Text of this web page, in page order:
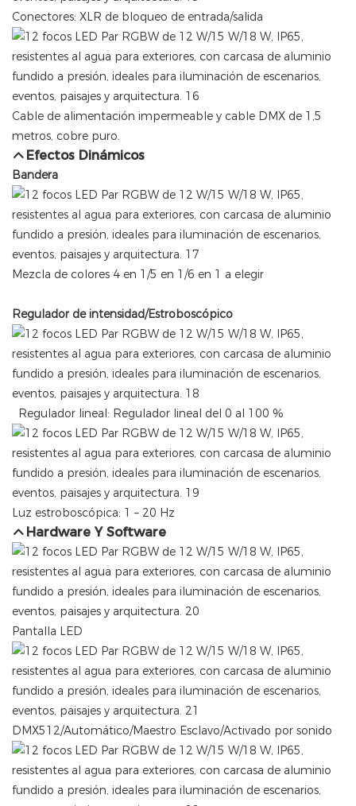
Conectores: XLR de bloqueo de entrada/salida
Cable de alimentación impermeable y cable DMX de 1,5
metros, cobre puro.
Efectos Dinámicos
Bandera
Mezcla de colores 4 en 1/5 en 1/6 en 1 a elegir
Regulador de intensidad/Estroboscópico
Regulador lineal: Regulador lineal del 0 al 100 %
Luz estroboscópica: 1 – 20 Hz
Hardware Y Software
Pantalla LED
DMX512/Automático/Maestro Esclavo/Activado por sonido